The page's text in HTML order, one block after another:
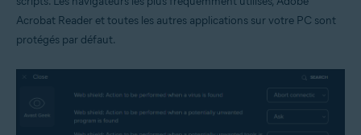
Acrobat Reader et toutes les autres applications sur votre PC sont
protégés par défaut.